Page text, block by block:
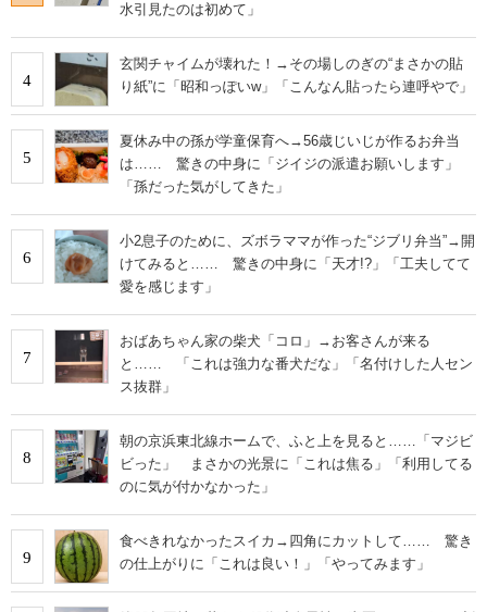
IT製品の技術・比較・事例
製造業のIT導入・活用を支援
モノづくり技術者専門サイト
エレクトロニクス専門サイト
エネルギーの専門メディア
建設×テクノロジーの最前線
ちょっと気になるネットの話題
水引見たのは初めて」
4
玄関チャイムが壊れた！→その場しのぎの“まさかの貼
り紙”に「昭和っぽいw」「こんなん貼ったら連呼やで」
5
夏休み中の孫が学童保育へ→56歳じいじが作るお弁当
は…… 驚きの中身に「ジイジの派遣お願いします」
「孫だった気がしてきた」
6
小2息子のために、ズボラママが作った“ジブリ弁当”→開
けてみると…… 驚きの中身に「天才!?」「工夫してて
愛を感じます」
7
おばあちゃん家の柴犬「コロ」→お客さんが来る
と…… 「これは強力な番犬だな」「名付けした人セン
ス抜群」
8
朝の京浜東北線ホームで、ふと上を見ると……「マジビ
ビった」 まさかの光景に「これは焦る」「利用してる
のに気が付かなかった」
9
食べきれなかったスイカ→四角にカットして…… 驚き
の仕上がりに「これは良い！」「やってみます」